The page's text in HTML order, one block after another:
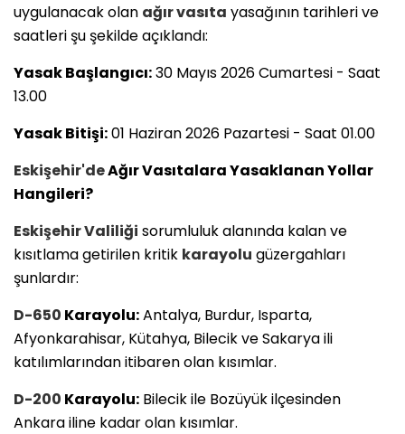
uygulanacak olan ağır vasıta yasağının tarihleri ve
saatleri şu şekilde açıklandı:
Yasak Başlangıcı:30 Mayıs 2026 Cumartesi - Saat
13.00
Yasak Bitişi:01 Haziran 2026 Pazartesi - Saat 01.00
Eskişehir'deAğır Vasıtalara Yasaklanan Yollar
Hangileri?
EskişehirValiliği sorumluluk alanında kalan ve
kısıtlama getirilen kritik karayolu güzergahları
şunlardır:
D-650 Karayolu:Antalya, Burdur, Isparta,
Afyonkarahisar, Kütahya, Bilecik ve Sakarya ili
katılımlarından itibaren olan kısımlar.
D-200 Karayolu: Bilecik ile Bozüyük ilçesinden
Ankara iline kadar olan kısımlar.